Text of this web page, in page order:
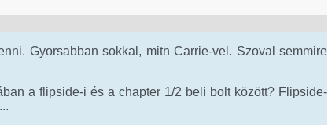
Gyorsabban sokkal, mitn Carrie-vel. Szoval semmire
a flipside-i és a chapter 1/2 beli bolt között? Flipside-